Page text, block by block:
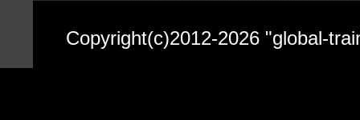
Copyright(c)2012-2026 "global-